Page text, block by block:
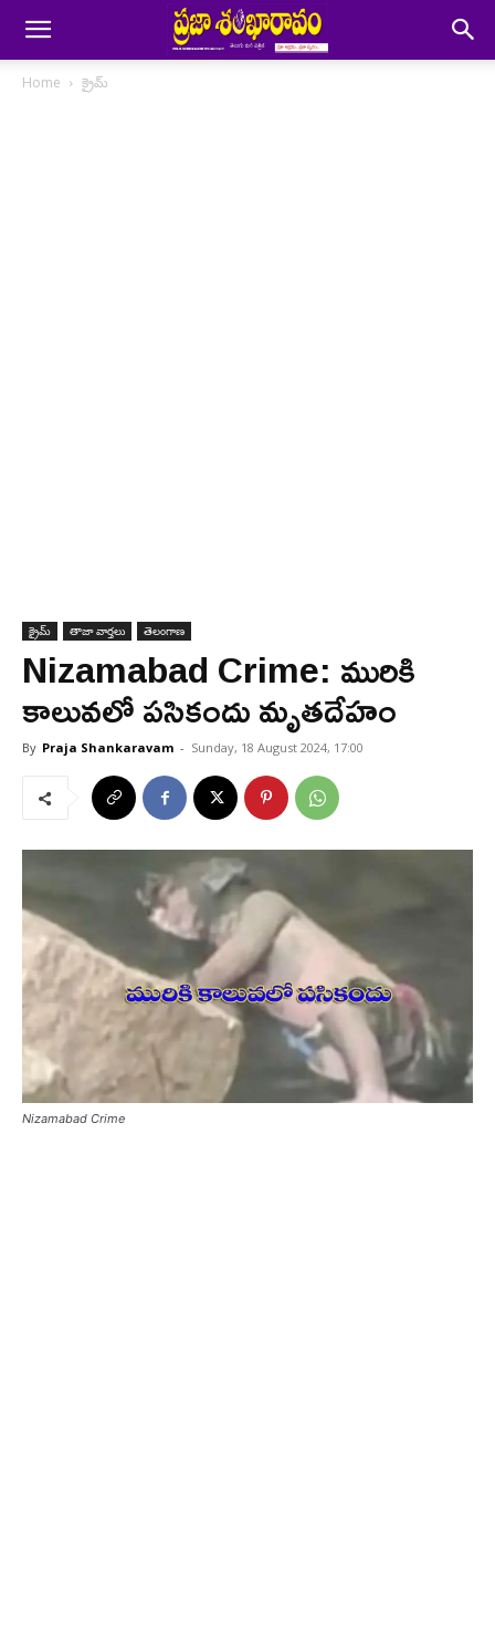
Home క్రైమ్
క్రైమ్ తాజా వార్తలు తెలంగాణ
Nizamabad Crime: మురికి
కాలువలో పసికందు మృతదేహం
By Praja Shankaravam - Sunday, 18 August 2024, 17:00
Nizamabad Crime